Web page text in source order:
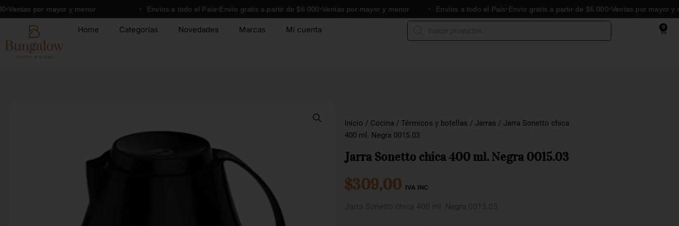
Ir
al
contenido
por mayor y menor Envíos a todo el País Envío gratis a partir de $6.000 Ventas por mayor y menor Envíos a todo el País Envío gratis a partir de $6.000 Ventas por mayor y menor
Home Categorías Novedades Marcas Mi cuenta
Búsqueda
0
Cart
Inicio / Cocina / Térmicos y botellas / Jarras / Jarra Sonetto chica
400 ml. Negra 0015.03
Jarra Sonetto chica 400 ml. Negra 0015.03
$309,00 IVA INC